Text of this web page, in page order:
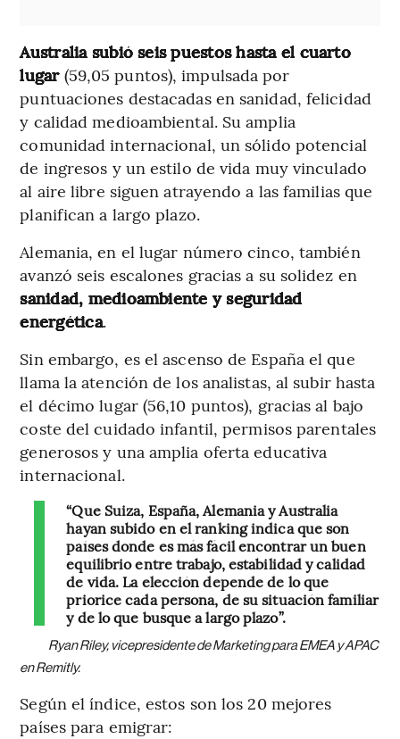
Australia subió seis puestos hasta el cuarto
lugar(59,05 puntos), impulsada por
puntuaciones destacadas en sanidad, felicidad
y calidad medioambiental. Su amplia
comunidad internacional, un sólido potencial
de ingresos y un estilo de vida muy vinculado
al aire libre siguen atrayendo a las familias que
planifican a largo plazo.
Alemania, en el lugar número cinco, también
avanzó seis escalones gracias a su solidez en
sanidad, medioambiente y seguridad
energética.
Sin embargo, es el ascenso de España el que
llama la atención de los analistas, al subir hasta
el décimo lugar (56,10 puntos), gracias al bajo
coste del cuidado infantil, permisos parentales
generosos y una amplia oferta educativa
internacional.
“Que Suiza, España, Alemania y Australia
hayan subido en el ranking indica que son
países donde es más fácil encontrar un buen
equilibrio entre trabajo, estabilidad y calidad
de vida. La elección depende de lo que
priorice cada persona, de su situación familiar
y de lo que busque a largo plazo”.
Ryan Riley, vicepresidente de Marketing para EMEA y APAC
en Remitly.
Según el índice, estos son los 20 mejores
países para emigrar: